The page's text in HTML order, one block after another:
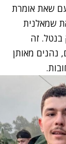
שאת אומרת
שמאלנית
בנטל. זה
נהנים מאותן